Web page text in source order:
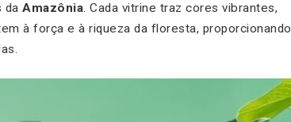
da Amazônia. Cada vitrine traz cores vibrantes,
à força e à riqueza da floresta, proporcionando